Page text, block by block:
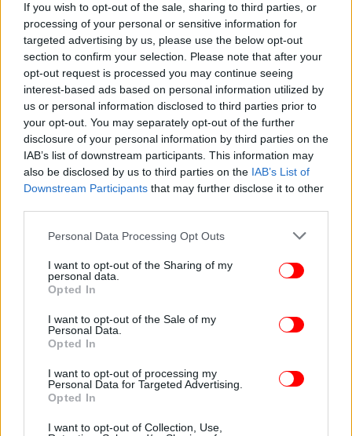
If you wish to opt-out of the sale, sharing to third parties, or
processing of your personal or sensitive information for
targeted advertising by us, please use the below opt-out
section to confirm your selection. Please note that after your
opt-out request is processed you may continue seeing
interest-based ads based on personal information utilized by
us or personal information disclosed to third parties prior to
your opt-out. You may separately opt-out of the further
disclosure of your personal information by third parties on the
IAB’s list of downstream participants. This information may
also be disclosed by us to third parties on the IAB’s List of
Downstream Participants that may further disclose it to other
Please note that this website/app uses one or more Google
not limited to your visit or usage behaviour. You may click to
grant or deny consent to Google and its third-party tags to
use your data for below specified purposes in below Google
consent section.
Personal Data Processing Opt Outs
I want to opt-out of the Sharing of my
personal data.
Opted In
I want to opt-out of the Sale of my
Personal Data.
Opted In
I want to opt-out of processing my
Personal Data for Targeted Advertising.
Opted In
I want to opt-out of Collection, Use,
ΖΩΗ 26/06/2024 10:09
Survivor: Οι εντυπωσιακές εμφανίσεις των
πρώην παικτών στον ημιτελικό [εικόνες]
Survivor: Αυτός ο παίκτης κέρδισε το πολυτελές